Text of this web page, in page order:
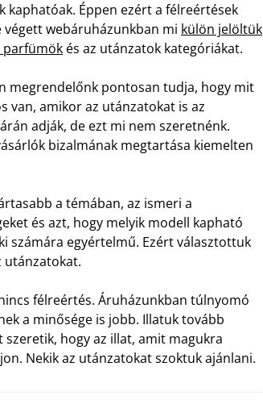
kaphatóak. Éppen ezért a félreértések
végett webáruházunkban mi külön jelöltük
parfümök és az utánzatok kategóriákat.
megrendelőnk pontosan tudja, hogy mit
van, amikor az utánzatokat is az
adják, de ezt mi nem szeretnénk.
bizalmának megtartása kiemelten
a témában, az ismeri a
és azt, hogy melyik modell kapható
számára egyértelmű. Ezért választottuk
utánzatokat.
félreértés. Áruházunkban túlnyomó
a minősége is jobb. Illatuk tovább
hogy az illat, amit magukra
Nekik az utánzatokat szoktuk ajánlani.